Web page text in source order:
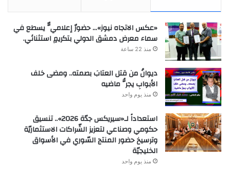
«عكس الاتجاه نيوز»… حضورٌ إعلاميٌّ يسطع في
سماء معرض دمشق الدولي بتكريمٍ استثنائي.
منذ 22 ساعة
ديوانُ من قتل العتابَ بصمته.. ومضى خلف
الأبوابِ يجرُّ ماضيه
منذ يوم واحد
استعداداً لـ«سيريكس جدّة 2026».. تنسيق
حكومي وصناعي لتعزيز الشّراكات الاستثماريّة
وترسيخ حضور المنتج السّوري في الأسواق
الخليجيّة
منذ يوم واحد